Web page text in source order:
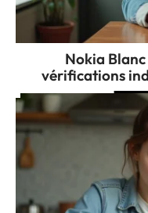
Nokia Blanc
vérifications